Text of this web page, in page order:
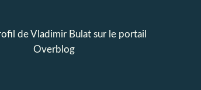
deVladimir Bulatsur le portail
Overblog